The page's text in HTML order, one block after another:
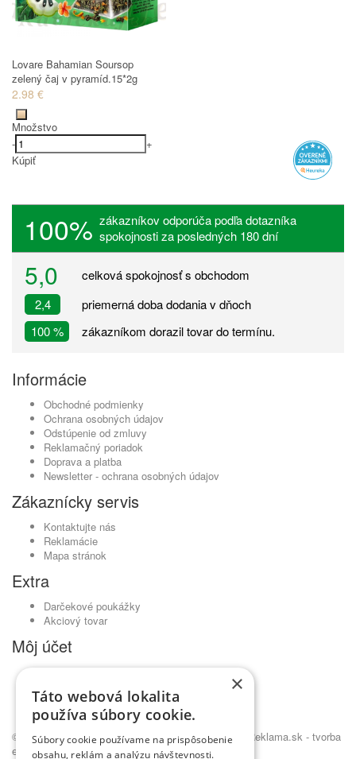
Lovare Bahamian Soursop
zelený čaj v pyramíd.15*2g
2.98 €
Množstvo
-
+
Kúpiť
100% zákazníkov odporúča podľa dotazníka
spokojnosti za posledných 180 dní
5,0
celková spokojnosť s obchodom
2,4
priemerná doba dodania v dňoch
100 %
zákazníkom dorazil tovar do termínu.
Informácie
Obchodné podmienky
Ochrana osobných údajov
Odstúpenie od zmluvy
Reklamačný poriadok
Doprava a platba
Newsletter - ochrana osobných údajov
Zákaznícky servis
Kontaktujte nás
Reklamácie
Mapa stránok
Extra
Darčekové poukážky
Akciový tovar
Môj účet
Môj účet
Obľúbené produkty
Novinky
© Kavickujem.sk - čaje Lovare, pražená káva • NajReklama.sk - tvorba
eshopu
×
Táto webová lokalita
používa súbory cookie.
Súbory cookie používame na prispôsobenie
obsahu, reklám a analýzu návštevnosti.